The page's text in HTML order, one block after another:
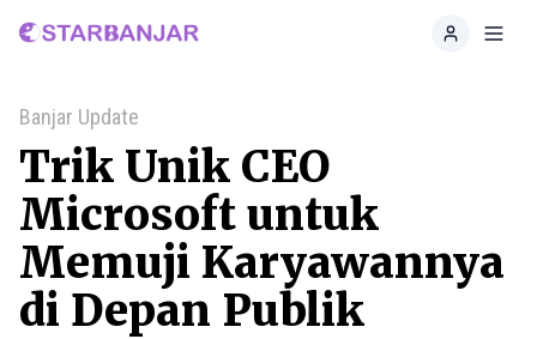
Home
Banjar Update
Trik Unik CEO
Microsoft untuk
Memuji Karyawannya
di Depan Publik